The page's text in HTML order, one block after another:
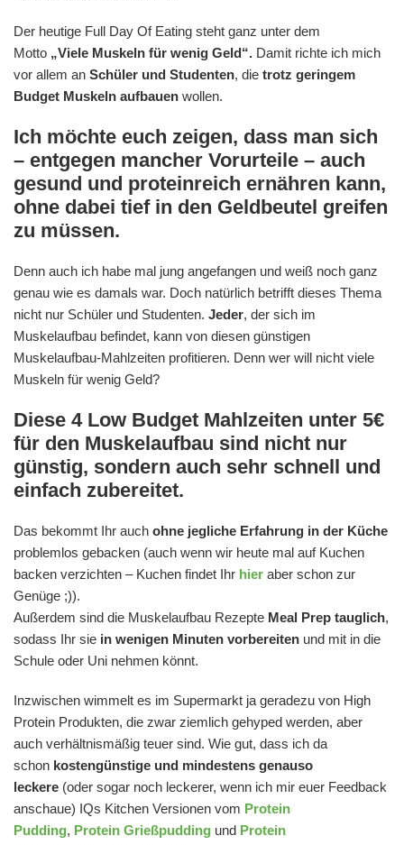
Der heutige Full Day Of Eating steht ganz unter dem
Motto „Viele Muskeln für wenig Geld“. Damit richte ich mich
vor allem an Schüler und Studenten, die trotz geringem
Budget Muskeln aufbauen wollen.
Ich möchte euch zeigen, dass man sich
– entgegen mancher Vorurteile – auch
gesund und proteinreich ernähren kann,
ohne dabei tief in den Geldbeutel greifen
zu müssen.
Denn auch ich habe mal jung angefangen und weiß noch ganz
genau wie es damals war. Doch natürlich betrifft dieses Thema
nicht nur Schüler und Studenten. Jeder, der sich im
Muskelaufbau befindet, kann von diesen günstigen
Muskelaufbau-Mahlzeiten profitieren. Denn wer will nicht viele
Muskeln für wenig Geld?
Diese 4 Low Budget Mahlzeiten unter 5€
für den Muskelaufbau sind nicht nur
günstig, sondern auch sehr schnell und
einfach zubereitet.
Das bekommt Ihr auch ohne jegliche Erfahrung in der Küche
problemlos gebacken (auch wenn wir heute mal auf Kuchen
backen verzichten – Kuchen findet Ihr hier aber schon zur
Genüge ;)).
Außerdem sind die Muskelaufbau Rezepte Meal Prep tauglich,
sodass Ihr sie in wenigen Minuten vorbereiten und mit in die
Schule oder Uni nehmen könnt.
Inzwischen wimmelt es im Supermarkt ja geradezu von High
Protein Produkten, die zwar ziemlich gehyped werden, aber
auch verhältnismäßig teuer sind. Wie gut, dass ich da
schon kostengünstige und mindestens genauso
leckere (oder sogar noch leckerer, wenn ich mir euer Feedback
anschaue) IQs Kitchen Versionen vom Protein
Pudding, Protein Grießpudding und Protein